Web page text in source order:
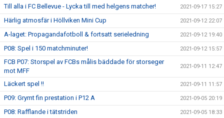
Till alla i FC Bellevue - Lycka till med helgens matcher! 2021-09-17 15:27
Härlig atmosfär i Höllviken Mini Cup 2021-09-12 22:07
A-laget: Propagandafotboll & fortsatt serieledning 2021-09-12 19:40
P08: Spel i 150 matchminuter! 2021-09-12 15:57
FCB P07: Storspel av FCBs målis bäddade för storseger
mot MFF
2021-09-11 12:47
Läckert spel !! 2021-09-11 11:57
P09: Grymt fin prestation i P12 A 2021-09-05 20:19
P08: Rafflande i tätstriden 2021-09-05 18:33